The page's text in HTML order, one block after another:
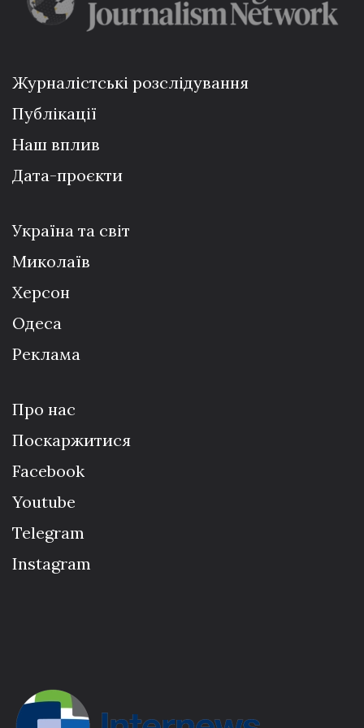
Журналістські розслідування
Публікації
Наш вплив
Дата-проєкти
Україна та світ
Миколаїв
Херсон
Одеса
Реклама
Про нас
Поскаржитися
Facebook
Youtube
Telegram
Instagram